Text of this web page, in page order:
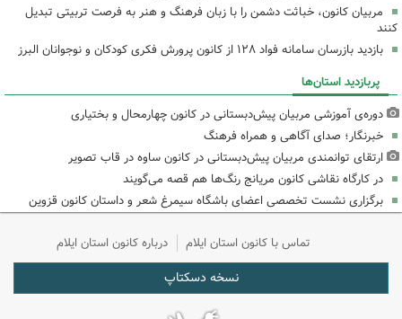
مربیان کانون، خباثت دشمن را با زبان فرهنگ و هنر به فرصت تربیتی تبدیل
کنند
بازدید بازرسان سامانه فواد ۱۲۸ از کانون پرورش فکری کودکان و نوجوانان البرز
پربازدید استان‌ها
دوره‌ی آموزشی مربیان پیش‌دبستانی در کانون چهارمحال و بختیاری
خبرنگار؛ صدای آگاهی و همراه فرهنگ
ارتقای توانمندی مربیان پیش‌دبستانی در کانون ساوه در قاب تصویر
در کارگاه نقاشی کانون مریانج رنگ‌ها هم قصه می‌گویند
برگزاری نشست تخصصی اعضای باشگاه سیمرغ شعر و داستان کانون قزوین
تماس با کانون استان ایلام درباره کانون استان ایلام
نسخه دسکتاپ